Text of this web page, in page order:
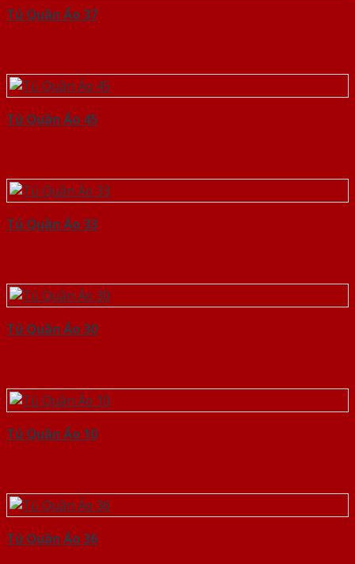
Tủ Quần Áo 37
Tủ Quần Áo 45
Tủ Quần Áo 33
Tủ Quần Áo 30
Tủ Quần Áo 10
Tủ Quần Áo 36